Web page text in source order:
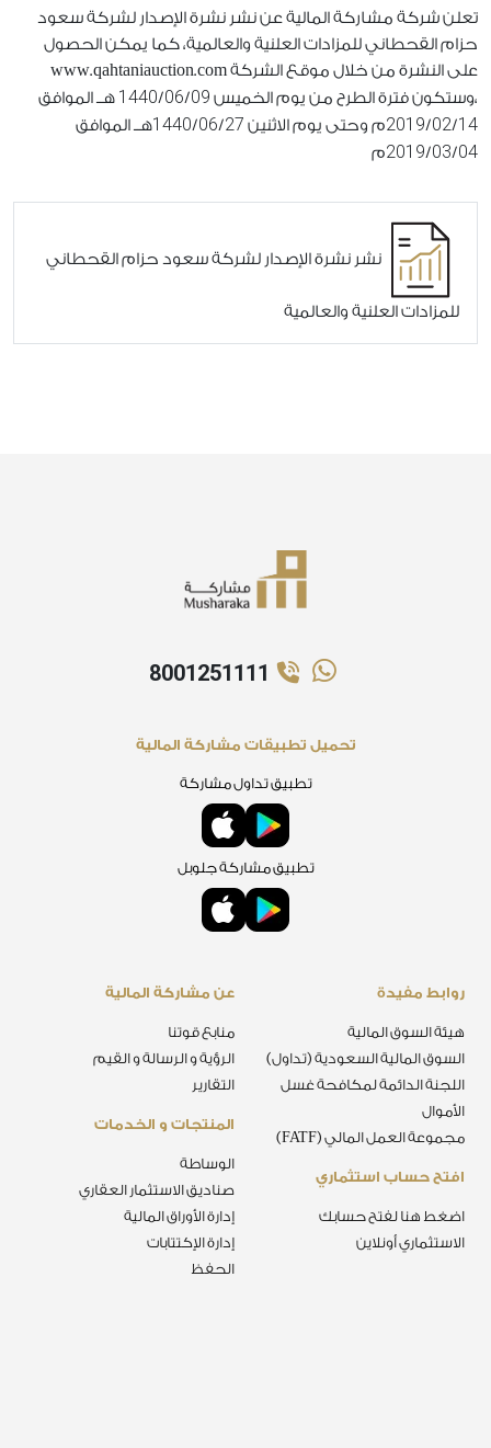
تعلن شركة مشاركة المالية عن نشر نشرة الإصدار لشركة سعود
حزام القحطاني للمزادات العلنية والعالمية، كما يمكن الحصول
على النشرة من خلال موقع الشركة www.qahtaniauction.com
،وستكون فترة الطرح من يوم الخميس
1440/06/09 هــ الموافق
2019/02/14 م وحتى يوم الاثنين 1440/06/27 هــ الموافق
2019/03/04 م
نشر نشرة الإصدار لشركة سعود حزام القحطاني
للمزادات العلنية والعالمية
8001251111
المنتجات و الخدمات
الوساطة
صناديق الاستثمار العقاري
إدارة الأوراق المالية
إدارة الإكتتابات
الحفظ
عن مشاركة المالية
منابع قوتنا
الرؤية و الرسالة و القيم
التقارير
افتح حساب استثماري
اضغط هنا لفتح حسابك
الاستثماري أونلاين
روابط مفيدة
هيئة السوق المالية
السوق المالية السعودية (تداول)
اللجنة الدائمة لمكافحة غسل
الأموال
مجموعة العمل المالي (FATF)
تحميل تطبيقات مشاركة المالية
تطبيق تداول مشاركة
تطبيق مشاركة جلوبل